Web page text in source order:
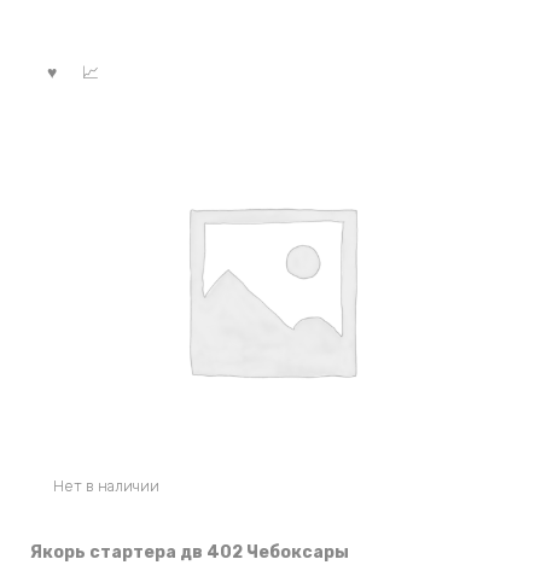
Нет в наличии
Якорь стартера дв 402 Чебоксары